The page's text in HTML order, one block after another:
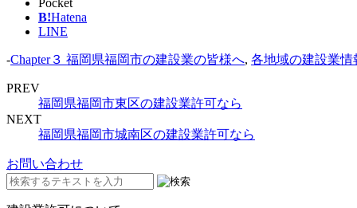
B!Hatena
LINE
-Chapter３ 福岡県福岡市の建設業の皆様へ, 各地域の建設業
PREV
福岡県福岡市東区の建設業許可なら
NEXT
福岡県福岡市城南区の建設業許可なら
お問い合わせ